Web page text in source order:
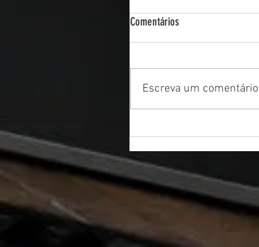
Comentários
Escreva um comentário